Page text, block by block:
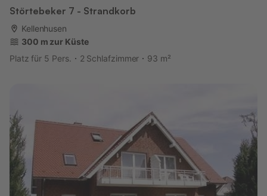
Störtebeker 7 - Strandkorb
Kellenhusen
300 m zur Küste
Platz für 5 Pers.
2 Schlafzimmer 93 m²